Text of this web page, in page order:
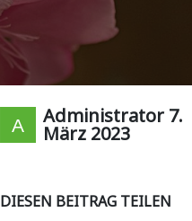
Administrator 7.
März 2023
DIESEN BEITRAG TEILEN